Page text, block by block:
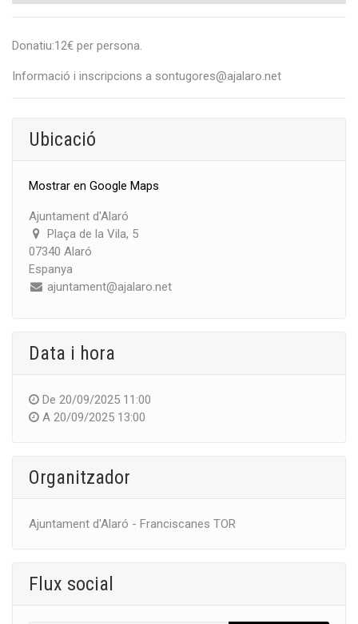
Donatiu:12€ per persona.
Informació i inscripcions a sontugores@ajalaro.net
Ubicació
Mostrar en Google Maps
Ajuntament d'Alaró
Plaça de la Vila, 5
07340 Alaró
Espanya
ajuntament@ajalaro.net
Data i hora
De 20/09/2025 11:00
A 20/09/2025 13:00
Organitzador
Ajuntament d'Alaró - Franciscanes TOR
Flux social